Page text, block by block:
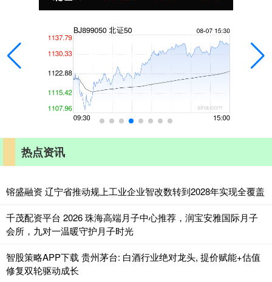
热点资讯
镕盛融资 辽宁省推动规上工业企业智改数转到2028年实现全覆盖
千茂配资平台 2026 珠海高端月子中心推荐，润宝安雅国际月子
会所，九对一温暖守护月子时光
智股策略APP下载 贵州茅台: 白酒行业绝对龙头, 提价赋能+估值
修复双轮驱动成长